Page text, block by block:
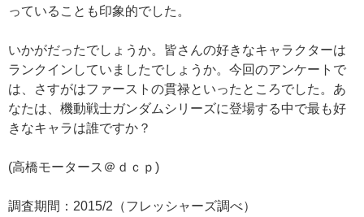
っていることも印象的でした。
いかがだったでしょうか。皆さんの好きなキャラクターは
ランクインしていましたでしょうか。今回のアンケートで
は、さすがはファーストの貫禄といったところでした。あ
なたは、機動戦士ガンダムシリーズに登場する中で最も好
きなキャラは誰ですか？
(高橋モータース＠ｄｃｐ)
調査期間：2015/2（フレッシャーズ調べ）